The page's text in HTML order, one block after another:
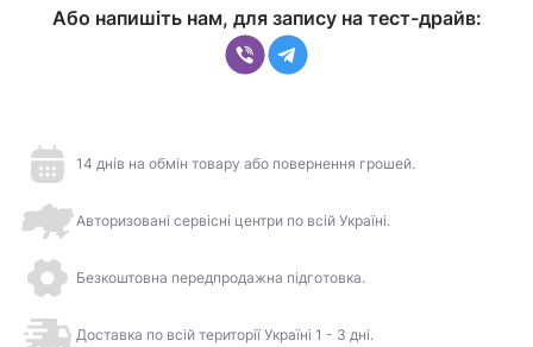
Або напишіть нам, для запису на тест-драйв:
14 днів на обмін товару або повернення грошей.
Авторизовані сервісні центри по всій Україні.
Безкоштовна передпродажна підготовка.
Доставка по всій території Україні 1 - 3 дні.